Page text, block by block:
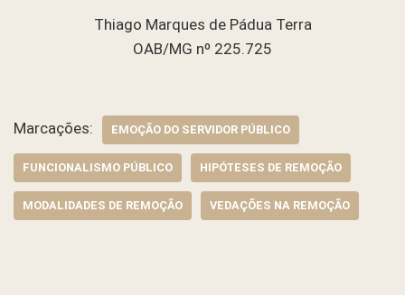
Thiago Marques de Pádua Terra
OAB/MG nº 225.725
Marcações: EMOÇÃO DO SERVIDOR PÚBLICO
FUNCIONALISMO PÚBLICO HIPÓTESES DE REMOÇÃO
MODALIDADES DE REMOÇÃO VEDAÇÕES NA REMOÇÃO